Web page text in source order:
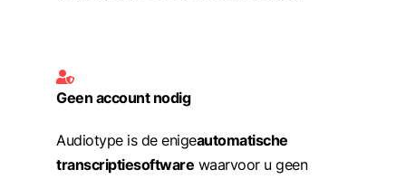
Geen account nodig
Audiotype is de enigeautomatische
transcriptiesoftware waarvoor u geen